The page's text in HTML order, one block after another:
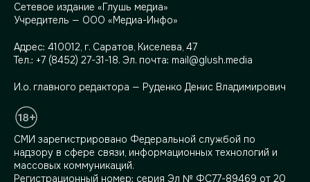
Сетевое издание «Глушь медиа»
Учредитель — ООО «Медиа-Инфо»
Адрес: 410012, г. Саратов, Киселева, 47
Тел.: +7 (8452) 27-31-18. Эл. почта: mail@glush.media
И.о. главного редактора — Руденко Денис Владимирович
СМИ зарегистрировано Федеральной службой по
надзору в сфере связи, информационных технологий и
массовых коммуникаций.
Регистрационный номер: серия Эл № ФС77-89469 от 20